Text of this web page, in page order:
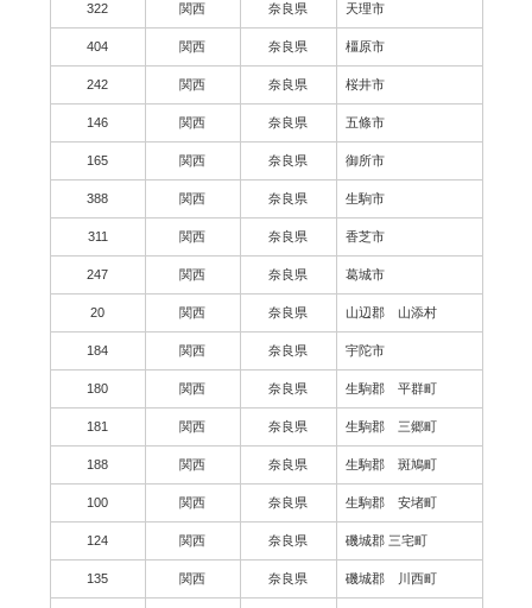
322 関西 奈良県 天理市
404 関西 奈良県 橿原市
242 関西 奈良県 桜井市
146 関西 奈良県 五條市
165 関西 奈良県 御所市
388 関西 奈良県 生駒市
311 関西 奈良県 香芝市
247 関西 奈良県 葛城市
20 関西 奈良県 山辺郡 山添村
184 関西 奈良県 宇陀市
180 関西 奈良県 生駒郡 平群町
181 関西 奈良県 生駒郡 三郷町
188 関西 奈良県 生駒郡 斑鳩町
100 関西 奈良県 生駒郡 安堵町
124 関西 奈良県 磯城郡 三宅町
135 関西 奈良県 磯城郡 川西町